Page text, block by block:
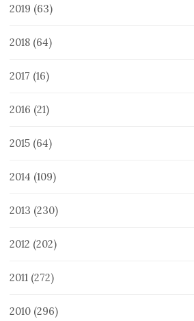
2019 (63)
2018 (64)
2017 (16)
2016 (21)
2015 (64)
2014 (109)
2013 (230)
2012 (202)
2011 (272)
2010 (296)